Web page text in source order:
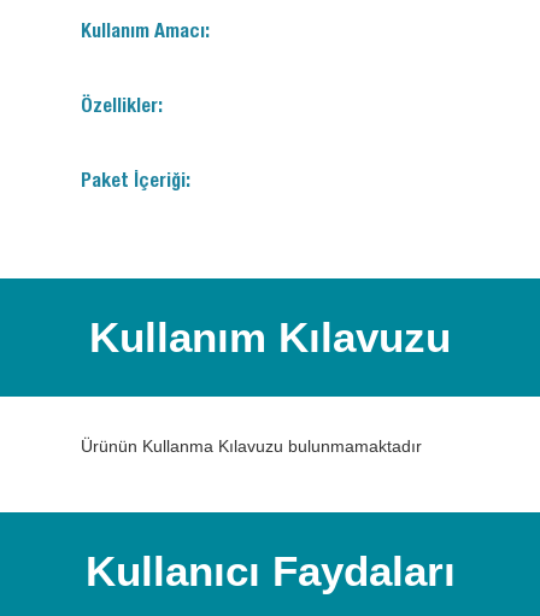
Kullanım Amacı:
Özellikler:
Paket İçeriği:
Kullanım Kılavuzu
Ürünün Kullanma Kılavuzu bulunmamaktadır
Kullanıcı Faydaları